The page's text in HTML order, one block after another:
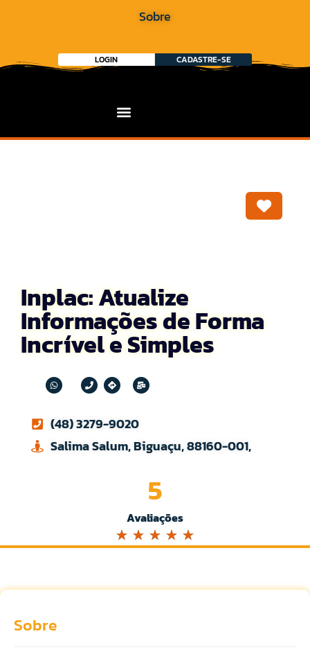
Sobre
LOGIN CADASTRE-SE
Inplac: Atualize
Informações de Forma
Incrível e Simples
(48) 3279-9020
Salima Salum, Biguaçu, 88160-001,
Avaliações
5
☆ ☆ ☆ ☆ ☆
Sobre